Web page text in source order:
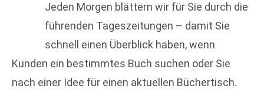
Jeden Morgen blättern wir für Sie durch die
führenden Tageszeitungen – damit Sie
schnell einen Überblick haben, wenn
Kunden ein bestimmtes Buch suchen oder Sie
nach einer Idee für einen aktuellen Büchertisch.